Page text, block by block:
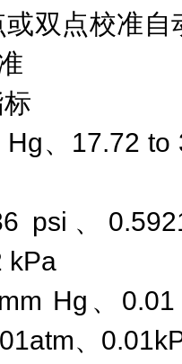
双点校准
Hg、17.72
psi、
kPa
mm Hg 、 0.0
atm、